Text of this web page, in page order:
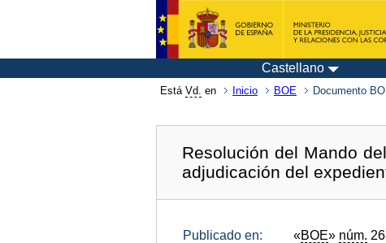
Castellano
Está Vd. en Inicio BOE Documento
Resolución del Mando
adjudicación del
Publicado en: «BOE» núm.